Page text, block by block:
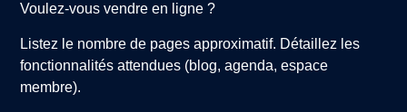
Voulez-vous vendre en ligne ?
Listez le nombre de pages approximatif. Détaillez les
fonctionnalités attendues (blog, agenda, espace
membre).